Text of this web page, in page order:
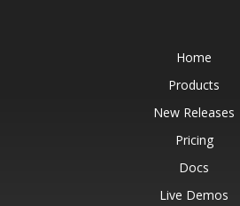
Home
Products
New Releases
Pricing
Docs
Live Demos